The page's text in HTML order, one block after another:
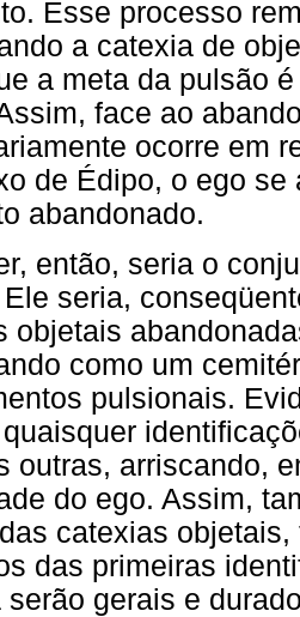
Esse processo
a catexia de
a meta da pulsão
face ao
ocorre em
de Édipo, o ego
abandonado.
então, seria o
seria,
objetais
como um
pulsionais.
outras, arriscando,
do ego. Assim,
catexias
das primeiras
serão gerais e